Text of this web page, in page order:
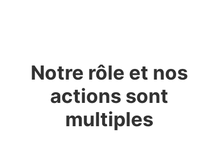
Notre rôle et nos
actions sont
multiples